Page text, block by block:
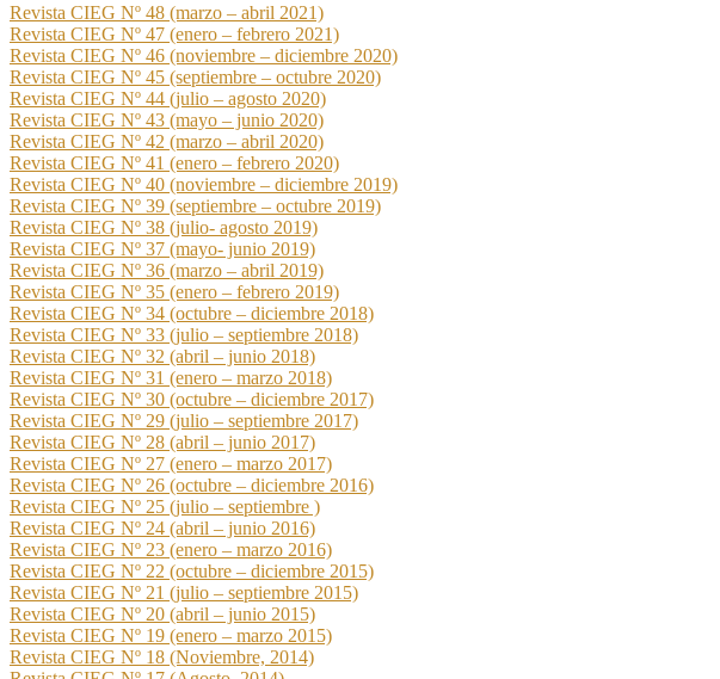
Revista CIEG Nº 18 (Noviembre, 2014)
Revista CIEG Nº 19 (enero – marzo 2015)
Revista CIEG Nº 20 (abril – junio 2015)
Revista CIEG Nº 21 (julio – septiembre 2015)
Revista CIEG Nº 22 (octubre – diciembre 2015)
Revista CIEG Nº 23 (enero – marzo 2016)
Revista CIEG Nº 24 (abril – junio 2016)
Revista CIEG Nº 25 (julio – septiembre )
Revista CIEG Nº 26 (octubre – diciembre 2016)
Revista CIEG Nº 27 (enero – marzo 2017)
Revista CIEG Nº 28 (abril – junio 2017)
Revista CIEG Nº 29 (julio – septiembre 2017)
Revista CIEG Nº 30 (octubre – diciembre 2017)
Revista CIEG Nº 31 (enero – marzo 2018)
Revista CIEG Nº 32 (abril – junio 2018)
Revista CIEG Nº 33 (julio – septiembre 2018)
Revista CIEG Nº 34 (octubre – diciembre 2018)
Revista CIEG Nº 35 (enero – febrero 2019)
Revista CIEG Nº 36 (marzo – abril 2019)
Revista CIEG Nº 37 (mayo- junio 2019)
Revista CIEG Nº 38 (julio- agosto 2019)
Revista CIEG Nº 39 (septiembre – octubre 2019)
Revista CIEG Nº 40 (noviembre – diciembre 2019)
Revista CIEG Nº 41 (enero – febrero 2020)
Revista CIEG Nº 42 (marzo – abril 2020)
Revista CIEG Nº 43 (mayo – junio 2020)
Revista CIEG Nº 44 (julio – agosto 2020)
Revista CIEG Nº 45 (septiembre – octubre 2020)
Revista CIEG Nº 46 (noviembre – diciembre 2020)
Revista CIEG Nº 47 (enero – febrero 2021)
Revista CIEG Nº 48 (marzo – abril 2021)